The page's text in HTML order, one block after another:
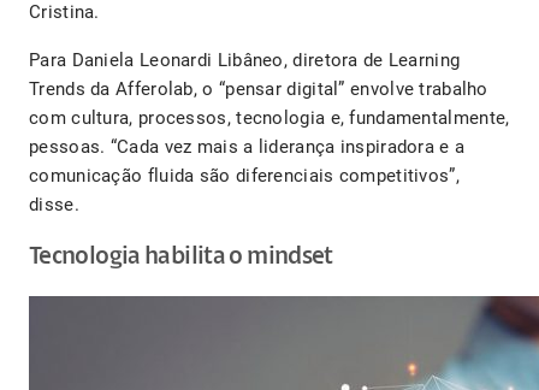
Cristina.
Para Daniela Leonardi Libâneo, diretora de Learning
Trends da Afferolab, o “pensar digital” envolve trabalho
com cultura, processos, tecnologia e, fundamentalmente,
pessoas. “Cada vez mais a liderança inspiradora e a
comunicação fluida são diferenciais competitivos”,
disse.
Tecnologia habilita o mindset